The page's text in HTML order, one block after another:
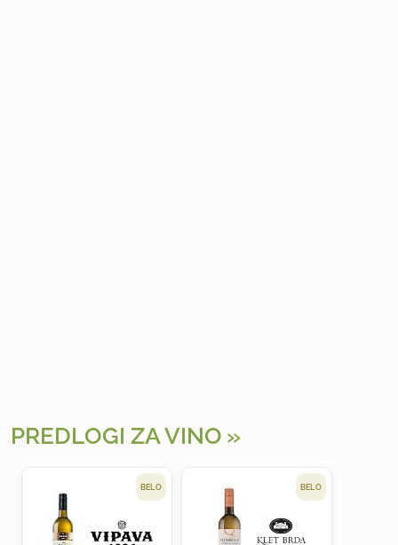
PREDLOGI ZA VINO
BELO BELO